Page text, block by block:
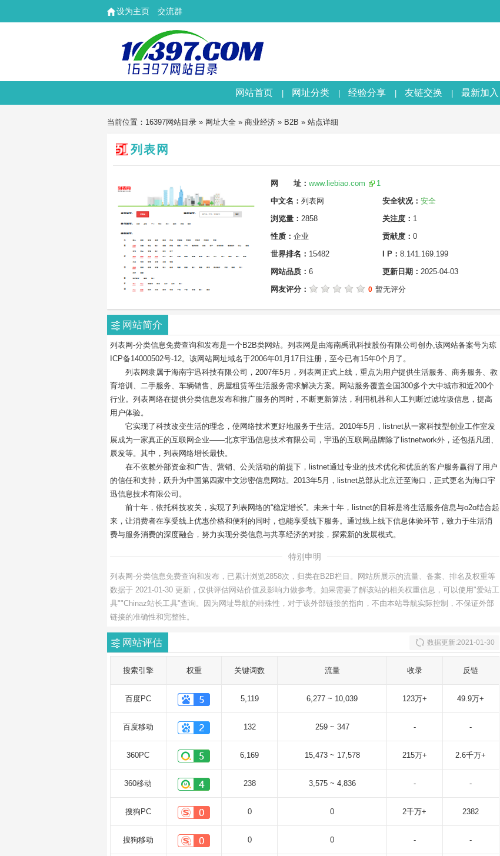
设为主页 交流群
网站首页 | 网址分类 | 经验分享 | 友链交换 | 最新加入
当前位置： 16397网站目录 » 网址大全 » 商业经济 » B2B » 站点详细
列表网
网 址： www.liebiao.com
1
中文名： 列表网 安全状况： 安全
浏览量： 2858 关注度： 1
性质： 企业 贡献度： 0
世界排名： 15482 I P： 8.141.169.199
网站品质： 6 更新日期： 2025-04-03
网友评分：
0 暂无评分
网站简介
列表网-分类信息免费查询和发布是一个B2B类网站。列表网是由海南禹讯科技股份有限公司创办,该网站备案号为琼
ICP备14000502号-12。该网站网址域名于2006年01月17日注册，至今已有15年0个月了。
列表网隶属于海南宇迅科技有限公司，2007年5月，列表网正式上线，重点为用户提供生活服务、商务服务、教
育培训、二手服务、车辆销售、房屋租赁等生活服务需求解决方案。网站服务覆盖全国300多个大中城市和近200个
行业。列表网络在提供分类信息发布和推广服务的同时，不断更新算法，利用机器和人工判断过滤垃圾信息，提高
用户体验。
它实现了科技改变生活的理念，使网络技术更好地服务于生活。2010年5月，listnet从一家科技型创业工作室发
展成为一家真正的互联网企业——北京宇迅信息技术有限公司，宇迅的互联网品牌除了listnetwork外，还包括凡团、
辰发等。其中，列表网络增长最快。
在不依赖外部资金和广告、营销、公关活动的前提下，listnet通过专业的技术优化和优质的客户服务赢得了用户
的信任和支持，跃升为中国第四家中文涉密信息网站。2013年5月，listnet总部从北京迁至海口，正式更名为海口宇
迅信息技术有限公司。
前十年，依托科技攻关，实现了列表网络的“稳定增长”。未来十年，listnet的目标是将生活服务信息与o2o结合起
来，让消费者在享受线上优惠价格和便利的同时，也能享受线下服务。通过线上线下信息体验环节，致力于生活消
费与服务消费的深度融合，努力实现分类信息与共享经济的对接，探索新的发展模式。
特别申明
列表网-分类信息免费查询和发布，已累计浏览2858次，归类在B2B栏目。网站所展示的流量、备案、排名及权重等
数据于 2021-01-30 更新，仅供评估网站价值及影响力做参考。如果需要了解该站的相关权重信息，可以使用"爱站工
具""Chinaz站长工具"查询。因为网址导航的特殊性，对于该外部链接的指向，不由本站导航实际控制，不保证外部
链接的准确性和完整性。
网站评估 数据更新:2021-01-30
搜索引擎 权重 关键词数 流量 收录 反链
百度PC 5,119 6,277 ~ 10,039 123万+ 49.9万+
百度移动 132 259 ~ 347 - -
360PC 6,169 15,473 ~ 17,578 215万+ 2.6千万+
360移动 238 3,575 ~ 4,836 - -
搜狗PC 0 0 2千万+ 2382
搜狗移动 0 0 - -